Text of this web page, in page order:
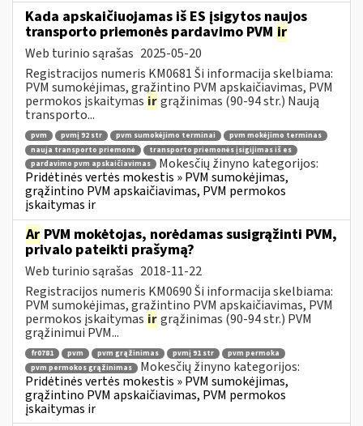
Kada apskaičiuojamas iš ES įsigytos naujos
transporto priemonės pardavimo PVM ir
Web turinio sąrašas 2025-05-20
Registracijos numeris KM0681 Ši informacija skelbiama:
PVM sumokėjimas, grąžintino PVM apskaičiavimas, PVM
permokos įskaitymas irgrąžinimas (90-94 str.) Naują
transporto...
pvm pvmį 92 str pvm sumokėjimo terminai
pvm mokėjimo terminas
nauja transporto priemonė
transporto priemonės įsigijimas iš es
pardavimo pvm apskaičiavimas
Mokesčių žinyno kategorijos:
Pridėtinės vertės mokestis » PVM sumokėjimas,
grąžintino PVM apskaičiavimas, PVM permokos
įskaitymas ir
Ar PVM mokėtojas, norėdamas susigrąžinti PVM,
privalo pateikti prašymą?
Web turinio sąrašas 2018-11-22
Registracijos numeris KM0690 Ši informacija skelbiama:
PVM sumokėjimas, grąžintino PVM apskaičiavimas, PVM
permokos įskaitymas irgrąžinimas (90-94 str.) PVM
grąžinimui PVM...
fr0781 pvm pvm grąžinimas pvmį 91 str
pvm permoka
pvm permokos grąžinimas
Mokesčių žinyno kategorijos:
Pridėtinės vertės mokestis » PVM sumokėjimas,
grąžintino PVM apskaičiavimas, PVM permokos
įskaitymas ir